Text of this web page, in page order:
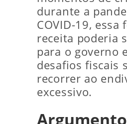
durante a
COVID-19, essa
receita poderia
para o governo
desafios fiscais
recorrer ao
excessivo.